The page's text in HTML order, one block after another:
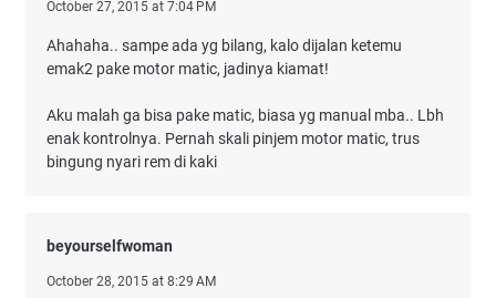
October 27, 2015 at 7:04 PM
Ahahaha.. sampe ada yg bilang, kalo dijalan ketemu
emak2 pake motor matic, jadinya kiamat!
Aku malah ga bisa pake matic, biasa yg manual mba.. Lbh
enak kontrolnya. Pernah skali pinjem motor matic, trus
bingung nyari rem di kaki
beyourselfwoman
October 28, 2015 at 8:29 AM